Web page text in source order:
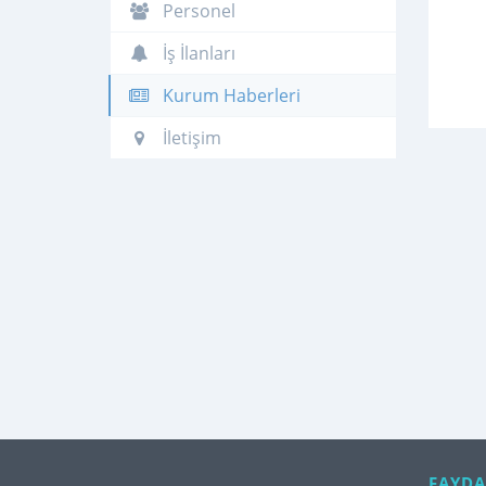
Personel
İş İlanları
Kurum Haberleri
İletişim